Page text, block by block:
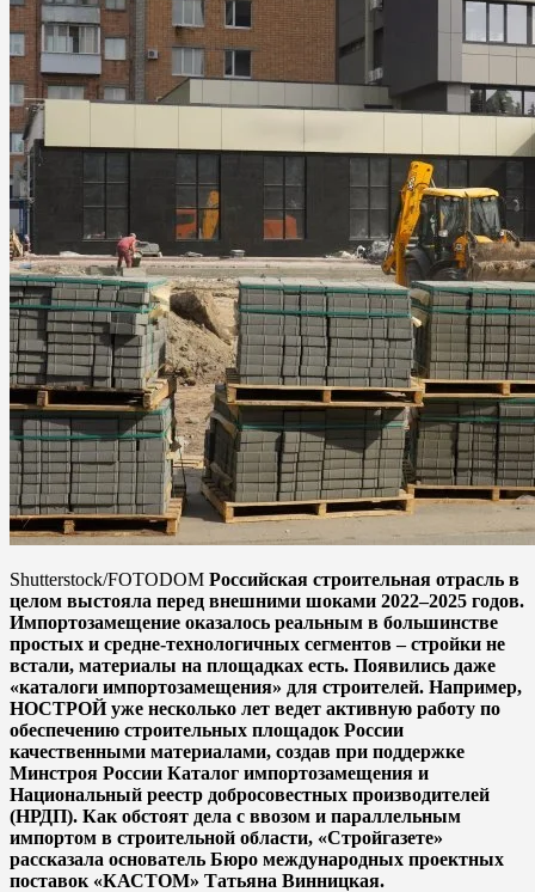
Shutterstock/FOTODOM Российская строительная отрасль в
целом выстояла перед внешними шоками 2022–2025 годов.
Импортозамещение оказалось реальным в большинстве
простых и средне-технологичных сегментов – стройки не
встали, материалы на площадках есть. Появились даже
«каталоги импортозамещения» для строителей. Например,
НОСТРОЙ уже несколько лет ведет активную работу по
обеспечению строительных площадок России
качественными материалами, создав при поддержке
Минстроя России Каталог импортозамещения и
Национальный реестр добросовестных производителей
(НРДП). Как обстоят дела с ввозом и параллельным
импортом в строительной области, «Стройгазете»
рассказала основатель Бюро международных проектных
поставок «КАСТОМ» Татьяна Винницкая.